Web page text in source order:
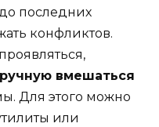
последних
конфликтов.
вмешаться
Для этого можно
или